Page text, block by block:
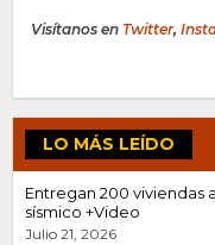
Visítanos en Twitter,
LO MÁS LEÍDO
Entregan 200 viviendas
sísmico +Video
Julio 21, 2026